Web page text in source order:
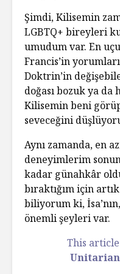
Şimdi, Kilisemin
LGBTQ+ bireyleri
umudum var. En
Francis’in
Doktrin’in
doğası bozuk ya da
Kilisemin beni görüp
seveceğini
Aynı zamanda, en
deneyimlerim
kadar günahkâr
bıraktığım için
biliyorum ki,
önemli şeyleri var.
This